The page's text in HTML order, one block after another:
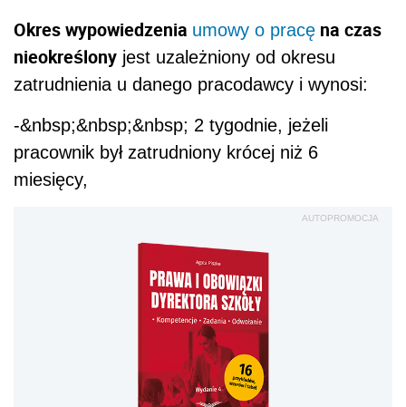
Okres wypowiedzenia umowy o pracę na czas
nieokreślony jest uzależniony od okresu
zatrudnienia u danego pracodawcy i wynosi:
-&nbsp;&nbsp;&nbsp; 2 tygodnie, jeżeli
pracownik był zatrudniony krócej niż 6
miesięcy,
AUTOPROMOCJA